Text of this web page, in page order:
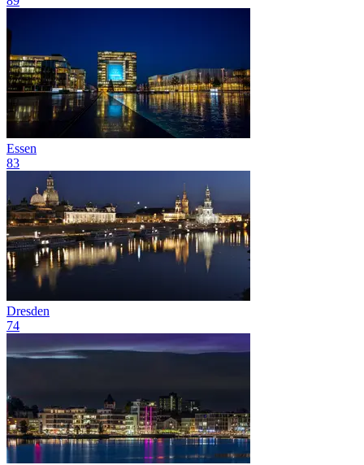
Essen
83
Dresden
74